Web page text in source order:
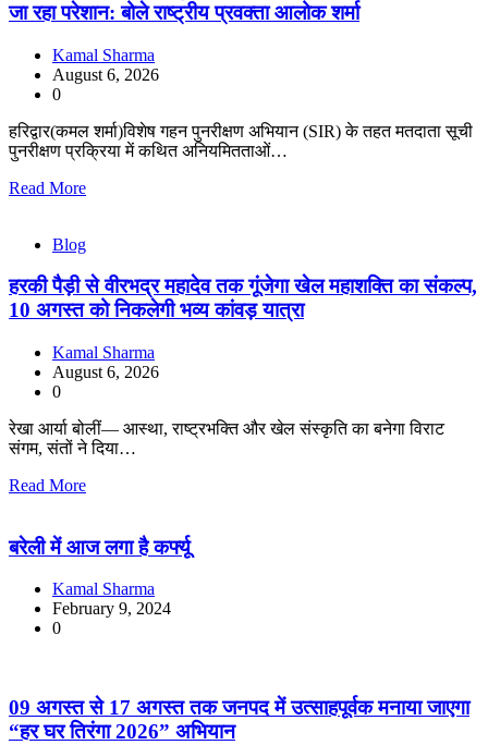
जा रहा परेशान: बोले राष्ट्रीय प्रवक्ता आलोक शर्मा
Kamal Sharma
August 6, 2026
0
हरिद्वार(कमल शर्मा)विशेष गहन पुनरीक्षण अभियान (SIR) के तहत मतदाता सूची
पुनरीक्षण प्रक्रिया में कथित अनियमितताओं…
Read More
Blog
हरकी पैड़ी से वीरभद्र महादेव तक गूंजेगा खेल महाशक्ति का संकल्प,
10 अगस्त को निकलेगी भव्य कांवड़ यात्रा
Kamal Sharma
August 6, 2026
0
रेखा आर्या बोलीं— आस्था, राष्ट्रभक्ति और खेल संस्कृति का बनेगा विराट
संगम, संतों ने दिया…
Read More
बरेली में आज लगा है कर्फ्यू
Kamal Sharma
February 9, 2024
0
09 अगस्त से 17 अगस्त तक जनपद में उत्साहपूर्वक मनाया जाएगा
“हर घर तिरंगा 2026” अभियान